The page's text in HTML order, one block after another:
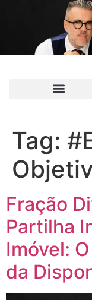
Tag:
Fração
Partilha
Imóvel:
da